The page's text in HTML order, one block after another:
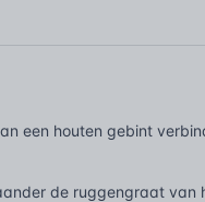
een houten gebint
de ruggengraat van